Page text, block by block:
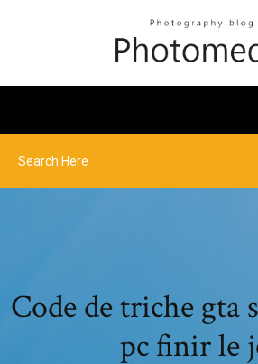
Code de triche gta
pc finir le